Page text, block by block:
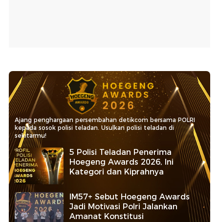
Ajang penghargaan persembahan detikcom bersama POLRI
kepada sosok polisi teladan. Usulkan polisi teladan di
sekitarmu!
5 Polisi Teladan Penerima
Hoegeng Awards 2026, Ini
Kategori dan Kiprahnya
IM57+ Sebut Hoegeng Awards
Jadi Motivasi Polri Jalankan
Amanat Konstitusi